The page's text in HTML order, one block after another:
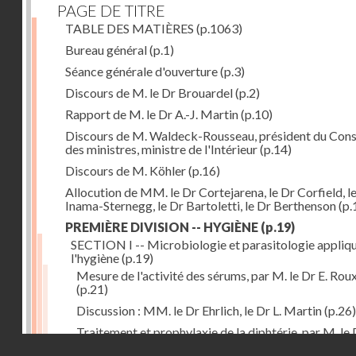
PAGE DE TITRE
TABLE DES MATIÈRES (p.1063)
Bureau général(p.1)
Séance générale d'ouverture(p.3)
Discours de M. le Dr Brouardel(p.2)
Rapport de M. le Dr A.-J. Martin(p.10)
Discours de M. Waldeck-Rousseau, président du
des ministres, ministre de l'Intérieur(p.14)
Discours de M. Köhler(p.16)
Allocution de MM. le Dr Cortejarena, le Dr Corfield,
Inama-Sternegg, le Dr Bartoletti, le Dr Berthenson
PREMIÈRE DIVISION -- HYGIÈNE (p.19)
SECTION I -- Microbiologie et parasitologie
l'hygiène(p.19)
Mesure de l'activité des sérums, par M. le Dr E.
(p.21)
Discussion : MM. le Dr Ehrlich, le Dr L. Martin(p.26)
Traitement et prophylaxie de la diphtérie, par M. le